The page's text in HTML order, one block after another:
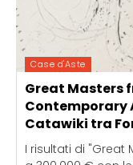
Case d'Aste
Great Masters
Contemporary
Catawiki tra
I risultati di "Great